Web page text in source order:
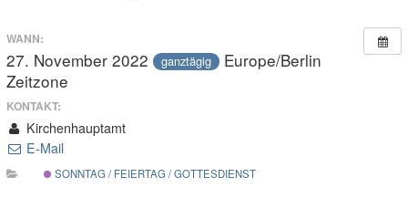
WANN:
27. November 2022 ganztägig
Europe/Berlin
Zeitzone
KONTAKT:
Kirchenhauptamt
E-Mail
SONNTAG / FEIERTAG / GOTTESDIENST